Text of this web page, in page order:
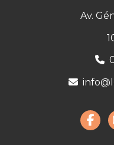
Av.